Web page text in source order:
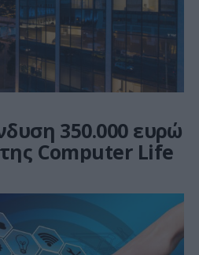
350.000 ευρώ
της Computer Life